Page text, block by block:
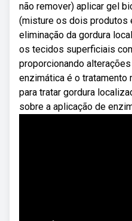
não remover) aplicar gel
(misture os dois produtos
eliminação da gordura
os tecidos superficiais
proporcionando
enzimática é o tratamento
para tratar gordura
sobre a aplicação de